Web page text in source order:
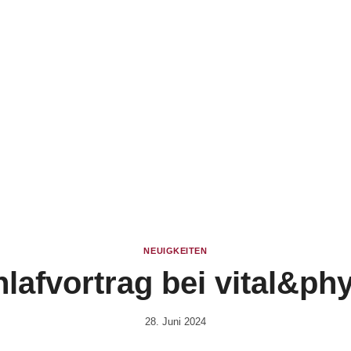
NEUIGKEITEN
bei
Von
28. Juni 2024